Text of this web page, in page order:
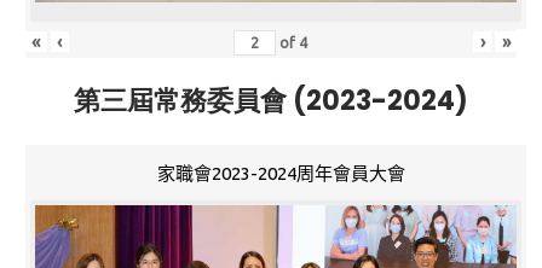
« ‹ of 4 › »
第三屆常務委員會 (2023-2024)
家職會2023-2024周年會員大會